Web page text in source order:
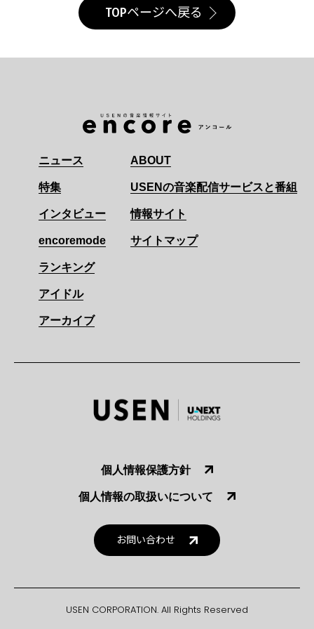
TOPページへ戻る
ニュース
特集
インタビュー
encoremode
ランキング
アイドル
アーカイブ
ABOUT
USENの音楽配信サービスと番組
情報サイト
サイトマップ
個人情報保護方針
個人情報の取扱いについて
お問い合わせ
USEN CORPORATION. All Rights Reserved